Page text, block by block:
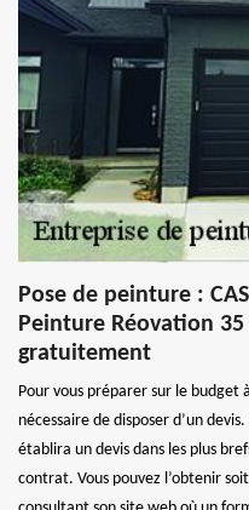
Pose de peinture :
Peinture Réovation
gratuitement
Pour vous préparer sur le budget
nécessaire de disposer d’un
établira un devis dans les plus
contrat. Vous pouvez l’obtenir